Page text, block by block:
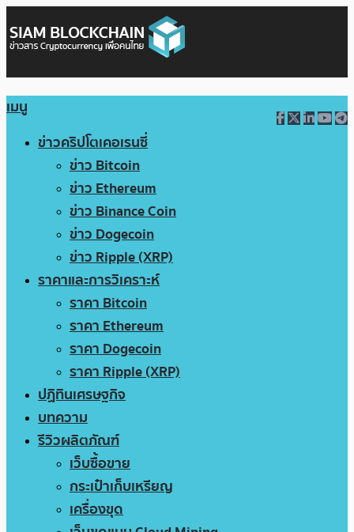
เมนู
ข่าวคริปโตเคอเรนซี่
ข่าว Bitcoin
ข่าว Ethereum
ข่าว Binance Coin
ข่าว Dogecoin
ข่าว Ripple (XRP)
ราคาและการวิเคราะห์
ราคา Bitcoin
ราคา Ethereum
ราคา Dogecoin
ราคา Ripple (XRP)
ปฏิทินเศรษฐกิจ
บทความ
รีวิวผลิตภัณฑ์
เว็บซื้อขาย
กระเป๋าเก็บเหรียญ
เครื่องขุด